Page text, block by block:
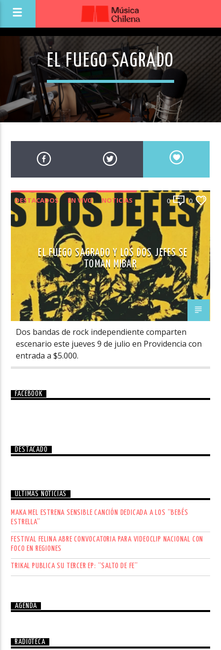
EL FUEGO SAGRADO
DESTACADOS EN VIVO NOTICIAS 0 0
EL FUEGO SAGRADO Y LOS DOS JEFES SE
TOMAN MIBAR
Dos bandas de rock independiente comparten
escenario este jueves 9 de julio en Providencia con
entrada a $5.000.
FACEBOOK
DESTACADO
ÚLTIMAS NOTICIAS
MAKA MEL ESTRENA SENSIBLE CANCIÓN DEDICADA A LOS “BEBÉS
ESTRELLA”
FESTIVAL FELINA ABRE CONVOCATORIA PARA VIDEOCLIP NACIONAL CON
FOCO EN REGIONES
TRIKAL PUBLICA SU TERCER EP: “SALTO DE FE”
AGENDA
RADIOTECA